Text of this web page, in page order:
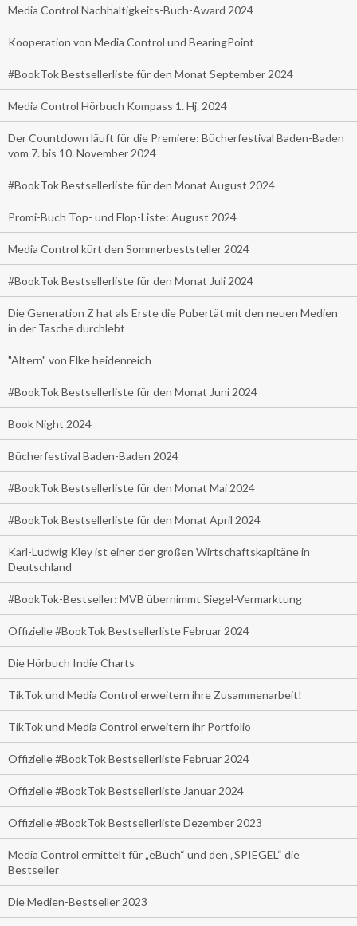
Media Control Nachhaltigkeits-Buch-Award 2024
Kooperation von Media Control und BearingPoint
#BookTok Bestsellerliste für den Monat September 2024
Media Control Hörbuch Kompass 1. Hj. 2024
Der Countdown läuft für die Premiere: Bücherfestival Baden-Baden
vom 7. bis 10. November 2024
#BookTok Bestsellerliste für den Monat August 2024
Promi-Buch Top- und Flop-Liste: August 2024
Media Control kürt den Sommerbeststeller 2024
#BookTok Bestsellerliste für den Monat Juli 2024
Die Generation Z hat als Erste die Pubertät mit den neuen Medien
in der Tasche durchlebt
"Altern" von Elke heidenreich
#BookTok Bestsellerliste für den Monat Juni 2024
Book Night 2024
Bücherfestival Baden-Baden 2024
#BookTok Bestsellerliste für den Monat Mai 2024
#BookTok Bestsellerliste für den Monat April 2024
Karl-Ludwig Kley ist einer der großen Wirtschaftskapitäne in
Deutschland
#BookTok-Bestseller: MVB übernimmt Siegel-Vermarktung
Offizielle #BookTok Bestsellerliste Februar 2024
Die Hörbuch Indie Charts
TikTok und Media Control erweitern ihre Zusammenarbeit!
TikTok und Media Control erweitern ihr Portfolio
Offizielle #BookTok Bestsellerliste Februar 2024
Offizielle #BookTok Bestsellerliste Januar 2024
Offizielle #BookTok Bestsellerliste Dezember 2023
Media Control ermittelt für „eBuch“ und den „SPIEGEL“ die
Bestseller
Die Medien-Bestseller 2023